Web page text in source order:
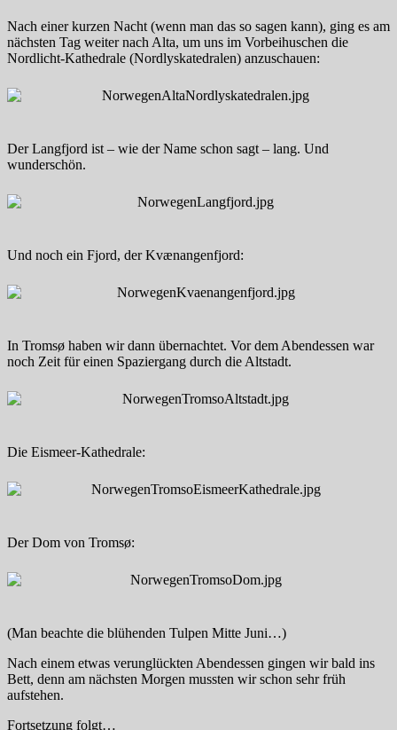
Nach einer kurzen Nacht (wenn man das so sagen kann), ging es am
nächsten Tag weiter nach Alta, um uns im Vorbeihuschen die
Nordlicht-Kathedrale (Nordlyskatedralen) anzuschauen:
Der Langfjord ist – wie der Name schon sagt – lang. Und
wunderschön.
Und noch ein Fjord, der Kvænangenfjord:
In Tromsø haben wir dann übernachtet. Vor dem Abendessen war
noch Zeit für einen Spaziergang durch die Altstadt.
Die Eismeer-Kathedrale:
Der Dom von Tromsø:
(Man beachte die blühenden Tulpen Mitte Juni…)
Nach einem etwas verunglückten Abendessen gingen wir bald ins
Bett, denn am nächsten Morgen mussten wir schon sehr früh
aufstehen.
Fortsetzung folgt…